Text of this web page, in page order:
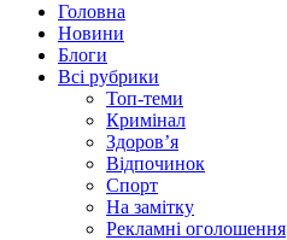
Головна
Новини
Блоги
Всі рубрики
Топ-теми
Кримінал
Здоров’я
Відпочинок
Спорт
На замітку
Рекламні оголошення